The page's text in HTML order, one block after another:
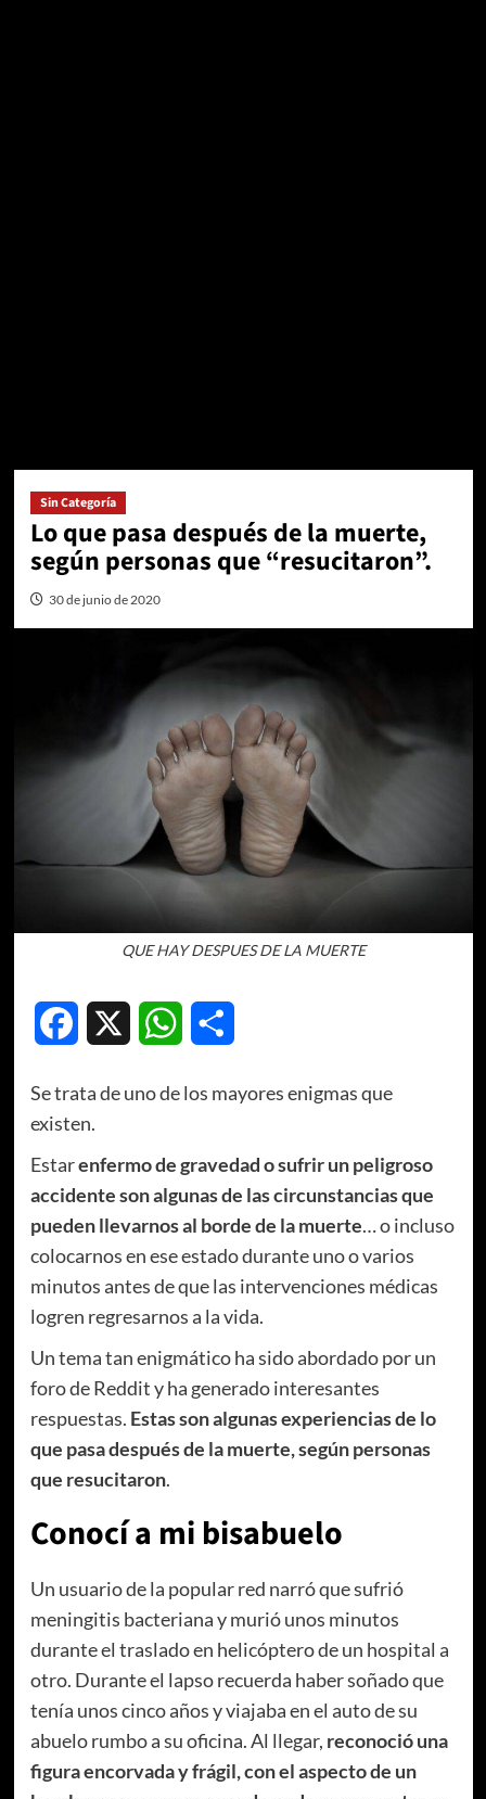
Sin Categoría
Lo que pasa después de la muerte,
según personas que “resucitaron”.
30 de junio de 2020
QUE HAY DESPUES DE LA MUERTE
Facebook WhatsApp
Se trata de uno de los mayores enigmas que
existen.
Estarenfermo de gravedad o sufrir un peligroso
accidente son algunas de las circunstancias que
pueden llevarnos al borde de la muerte… o incluso
colocarnos en ese estado durante uno o varios
minutos antes de que las intervenciones médicas
logren regresarnos a la vida.
Un tema tan enigmático ha sido abordado por un
foro de Reddit y ha generado interesantes
respuestas. Estas son algunas experiencias de lo
que pasa después de la muerte, según personas
que resucitaron.
Conocí a mi bisabuelo
Un usuario de la popular red narró que sufrió
meningitis bacteriana y murió unos minutos
durante el traslado en helicóptero de un hospital a
otro. Durante el lapso recuerda haber soñado que
tenía unos cinco años y viajaba en el auto de su
abuelo rumbo a su oficina. Al llegar, reconoció una
figura encorvada y frágil, con el aspecto de un